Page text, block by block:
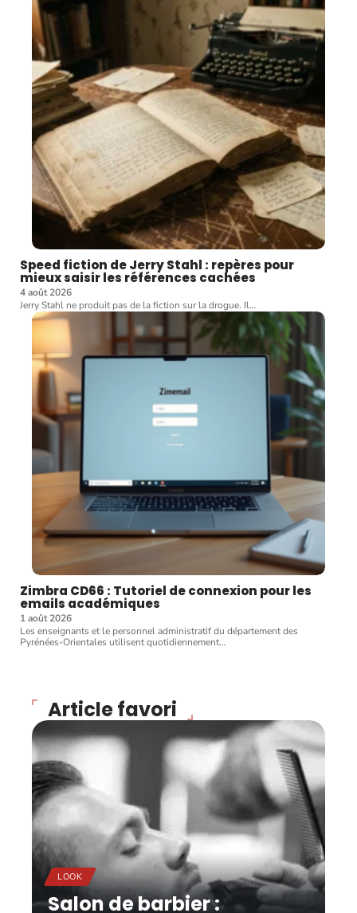
Speed fiction de Jerry Stahl : repères pour
mieux saisir les références cachées
4 août 2026
Jerry Stahl ne produit pas de la fiction sur la drogue. Il…
Zimbra CD66 : Tutoriel de connexion pour les
emails académiques
1 août 2026
Les enseignants et le personnel administratif du département des
Pyrénées-Orientales utilisent quotidiennement…
Article favori
LOOK
Salon de barbier :